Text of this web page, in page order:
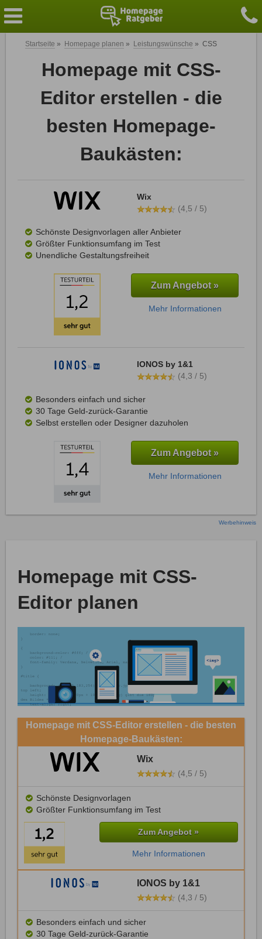
Startseite » Homepage planen » Leistungswünsche » CSS
Homepage mit CSS-
Editor erstellen - die
besten Homepage-
Baukästen:
Wix
(4,5 / 5)
Schönste Designvorlagen aller Anbieter
Größter Funktionsumfang im Test
Unendliche Gestaltungsfreiheit
Zum Angebot »
Mehr Informationen
IONOS by 1&1
(4,3 / 5)
Besonders einfach und sicher
30 Tage Geld-zurück-Garantie
Selbst erstellen oder Designer dazuholen
Zum Angebot »
Mehr Informationen
Werbehinweis
Homepage mit CSS-
Editor planen
Homepage mit CSS-Editor erstellen - die besten
Homepage-Baukästen:
Wix
(4,5 / 5)
Schönste Designvorlagen
Größter Funktionsumfang im Test
Zum Angebot »
Mehr Informationen
IONOS by 1&1
(4,3 / 5)
Besonders einfach und sicher
30 Tage Geld-zurück-Garantie